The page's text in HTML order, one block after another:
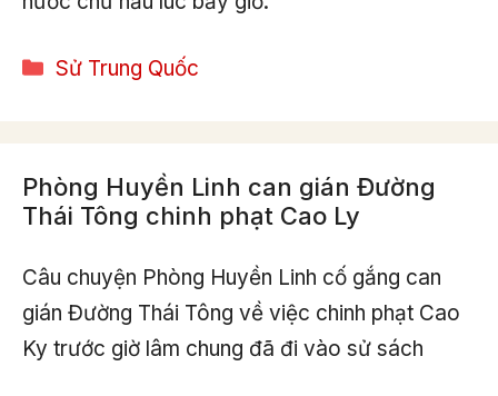
Categories
Sử Trung Quốc
Phòng Huyền Linh can gián Đường
Thái Tông chinh phạt Cao Ly
Câu chuyện Phòng Huyền Linh cố gắng can
gián Đường Thái Tông về việc chinh phạt Cao
Ky trước giờ lâm chung đã đi vào sử sách